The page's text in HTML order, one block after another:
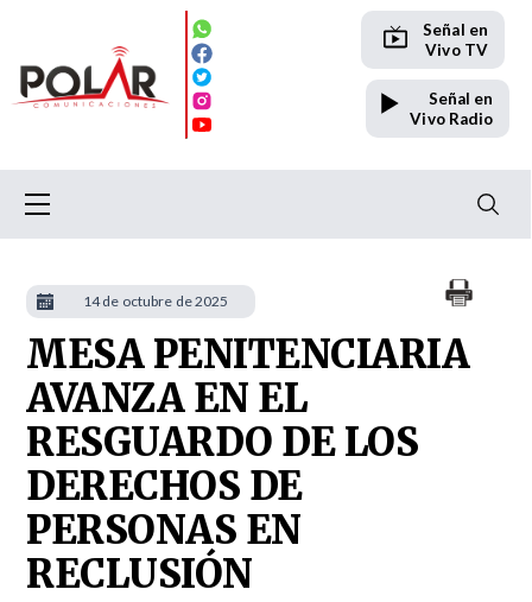
Señal en
Vivo TV
Señal en
Vivo Radio
MESA PENITENCIARIA
AVANZA EN EL
RESGUARDO DE LOS
DERECHOS DE
PERSONAS EN
RECLUSIÓN
14 de octubre de 2025